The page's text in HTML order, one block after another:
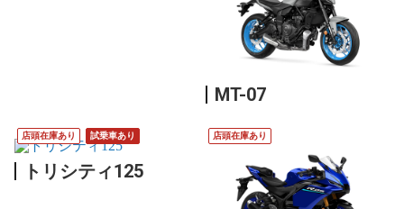
MT-07
店頭在庫あり 試乗車あり
トリシティ125
店頭在庫あり